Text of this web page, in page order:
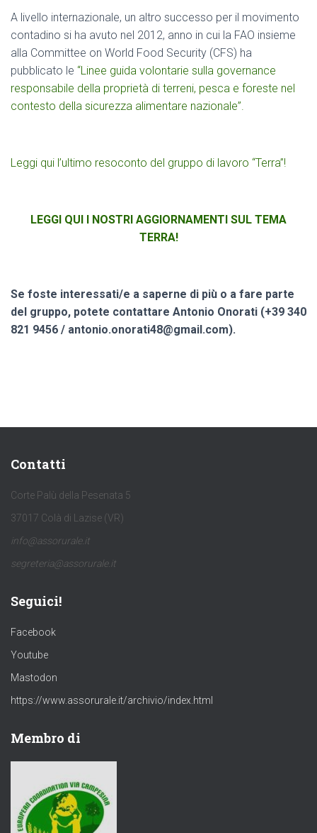
A livello internazionale, un altro successo per il movimento
contadino si ha avuto nel 2012, anno in cui la FAO insieme
alla Committee on World Food Security (CFS) ha
pubblicato le “Linee guida volontarie sulla governance
responsabile della proprietà di terreni, pesca e foreste nel
contesto della sicurezza alimentare nazionale”.
Leggi qui l’ultimo resoconto del gruppo di lavoro “Terra”!
LEGGI QUI I NOSTRI AGGIORNAMENTI SUL TEMA
TERRA!
Se foste interessati/e a saperne di più o a fare parte
del gruppo, potete contattare Antonio Onorati (+39 340
821 9456 / antonio.onorati48@gmail.com).
Contatti
Corte Palù della Pesenata 5
37017 Colà di Lazise (VR)
info@assorurale.it
segreteria@assorurale.it
Seguici!
Facebook
Youtube
Mastodon
https://www.assorurale.it/archivio/index.html
Membro di